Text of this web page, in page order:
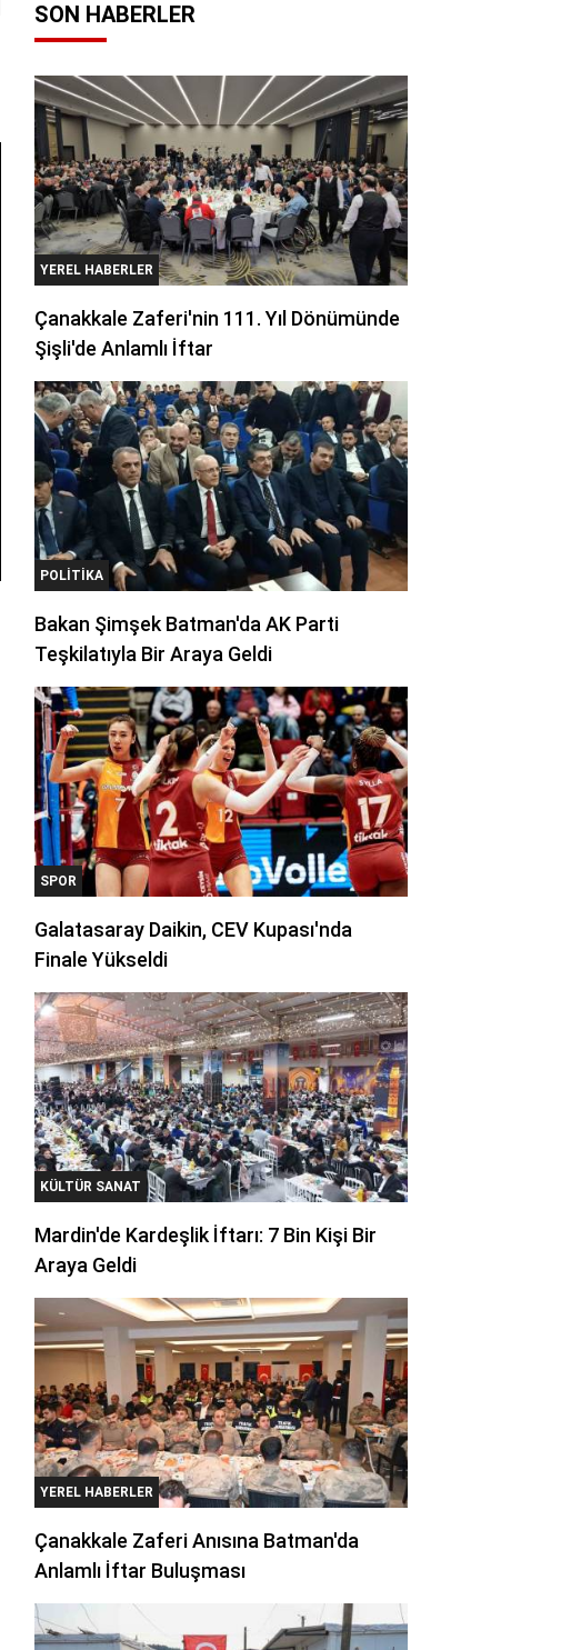
SON HABERLER
YEREL HABERLER
Çanakkale Zaferi'nin 111. Yıl Dönümünde
Şişli'de Anlamlı İftar
POLITIKA
Bakan Şimşek Batman'da AK Parti
Teşkilatıyla Bir Araya Geldi
SPOR
Galatasaray Daikin, CEV Kupası'nda
Finale Yükseldi
KÜLTÜR SANAT
Mardin'de Kardeşlik İftarı: 7 Bin Kişi Bir
Araya Geldi
YEREL HABERLER
Çanakkale Zaferi Anısına Batman'da
Anlamlı İftar Buluşması